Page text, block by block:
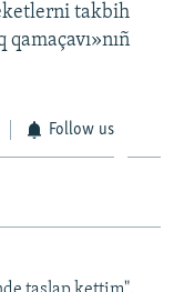
takbih
Follow us